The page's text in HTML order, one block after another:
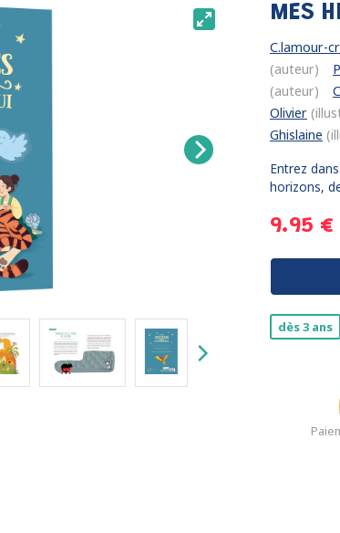
MES
C.lamour-
(auteur)
(auteur)
Olivier
Ghislaine
Entrez
horizons,
9.95 €
dès 3 ans